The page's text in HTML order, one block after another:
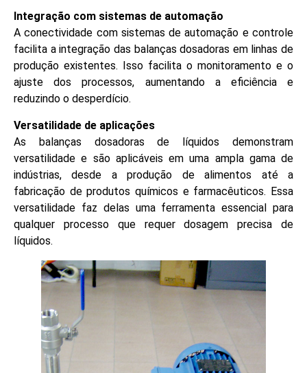
Integração com sistemas de automação
A conectividade com sistemas de automação e controle
facilita a integração das balanças dosadoras em linhas de
produção existentes. Isso facilita o monitoramento e o
ajuste dos processos, aumentando a eficiência e
reduzindo o desperdício.
Versatilidade de aplicações
As balanças dosadoras de líquidos demonstram
versatilidade e são aplicáveis em uma ampla gama de
indústrias, desde a produção de alimentos até a
fabricação de produtos químicos e farmacêuticos. Essa
versatilidade faz delas uma ferramenta essencial para
qualquer processo que requer dosagem precisa de
líquidos.